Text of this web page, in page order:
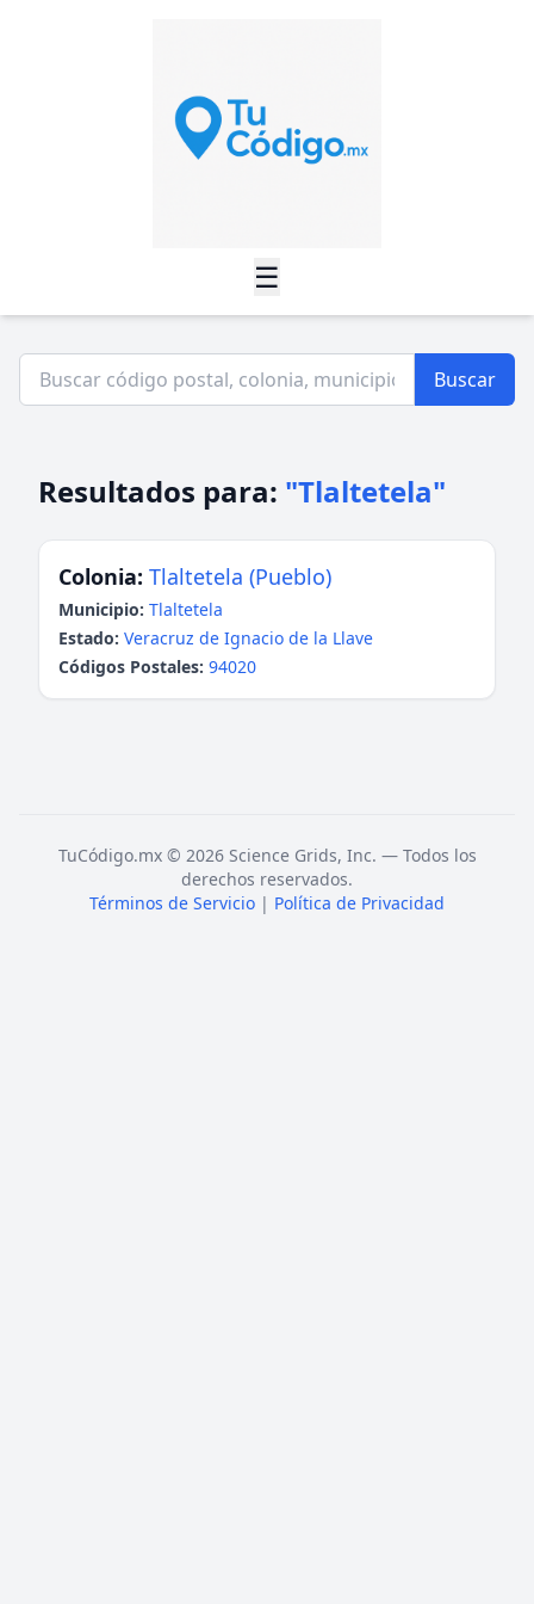
☰
Buscar
Resultados para: "Tlaltetela"
Colonia: Tlaltetela (Pueblo)
Municipio: Tlaltetela
Estado: Veracruz de Ignacio de la Llave
Códigos Postales: 94020
TuCódigo.mx © 2026 Science Grids, Inc. — Todos los
derechos reservados.
Términos de Servicio | Política de Privacidad